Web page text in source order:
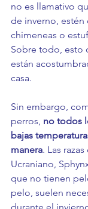
no es llamativo
de inverno, estén
chimeneas o
Sobre todo, esto
están
casa.
Sin embargo,
perros, no todos
bajas
manera. Las
Ucraniano,
que no tienen
pelo, suelen